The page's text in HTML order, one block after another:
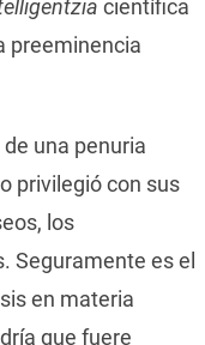
científica
preeminencia
una penuria
privilegió con sus
los
Seguramente es el
en materia
que fuere